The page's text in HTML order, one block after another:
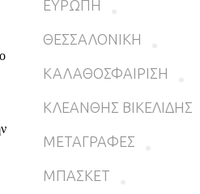
ΕΥΡΩΠΗ
ΘΕΣΣΑΛΟΝΙΚΗ
ΚΑΛΑΘΟΣΦΑΙΡΙΣΗ
ΚΛΕΑΝΘΗΣ ΒΙΚΕΛΙΔΗΣ
ΜΕΤΑΓΡΑΦΕΣ
ΜΠΑΣΚΕΤ